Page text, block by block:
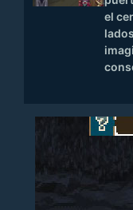
el